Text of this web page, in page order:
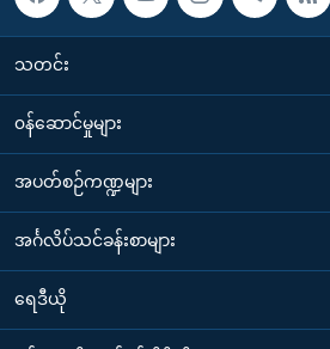
သတင်း
၀န်ဆောင်မှုများ
အပတ်စဉ်ကဏ္ဍများ
အင်္ဂလိပ်သင်ခန်းစာများ
ရေဒီယို